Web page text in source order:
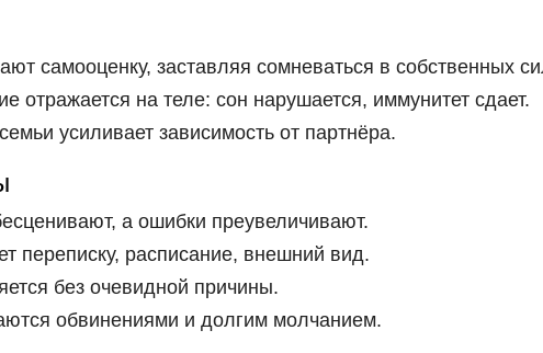
самооценку, заставляя сомневаться в собственных
отражается на теле: сон нарушается, иммунитет сдает.
усиливает зависимость от партнёра.
а ошибки преувеличивают.
переписку, расписание, внешний вид.
без очевидной причины.
обвинениями и долгим молчанием.